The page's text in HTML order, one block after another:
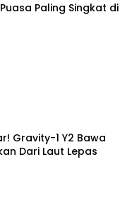
Paling Singkat di
Gravity-1 Y2 Bawa
Dari Laut Lepas